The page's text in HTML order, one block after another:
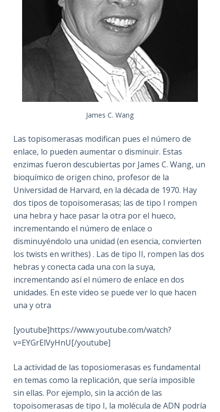
James C. Wang
Las topisomerasas modifican pues el número de
enlace, lo pueden aumentar o disminuir. Estas
enzimas fueron descubiertas por James C. Wang, un
bioquímico de origen chino, profesor de la
Universidad de Harvard, en la década de 1970. Hay
dos tipos de topoisomerasas; las de tipo I rompen
una hebra y hace pasar la otra por el hueco,
incrementando el número de enlace o
disminuyéndolo una unidad (en esencia, convierten
los twists en writhes) . Las de tipo II, rompen las dos
hebras y conecta cada una con la suya,
incrementando así el número de enlace en dos
unidades. En este video se puede ver lo que hacen
una y otra
[youtube]https://www.youtube.com/watch?
v=EYGrElVyHnU[/youtube]
La actividad de las toposiomerasas es fundamental
en temas como la replicación, que sería imposible
sin ellas. Por ejemplo, sin la acción de las
topoisomerasas de tipo I, la molécula de ADN podría